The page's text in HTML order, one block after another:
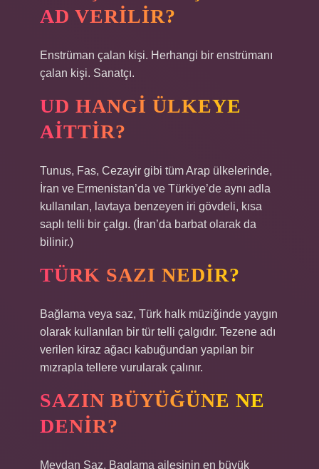
AD VERILIR?
Enstrüman çalan kişi. Herhangi bir enstrümanı
çalan kişi. Sanatçı.
UD HANGI ÜLKEYE
AITTIR?
Tunus, Fas, Cezayir gibi tüm Arap ülkelerinde,
İran ve Ermenistan’da ve Türkiye’de aynı adla
kullanılan, lavtaya benzeyen iri gövdeli, kısa
saplı telli bir çalgı. (İran’da barbat olarak da
bilinir.)
TÜRK SAZI NEDIR?
Bağlama veya saz, Türk halk müziğinde yaygın
olarak kullanılan bir tür telli çalgıdır. Tezene adı
verilen kiraz ağacı kabuğundan yapılan bir
mızrapla tellere vurularak çalınır.
SAZIN BÜYÜĞÜNE NE
DENIR?
Meydan Saz, Baglama ailesinin en büyük